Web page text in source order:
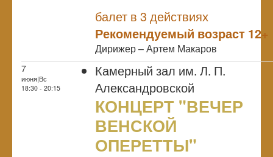
балет в 3 действиях
Рекомендуемый возраст 12+
Дирижер – Артем Макаров
7
июня|Вс
18:30 - 20:15
Камерный зал им. Л. П.
Александровской
КОНЦЕРТ "ВЕЧЕР
ВЕНСКОЙ
ОПЕРЕТТЫ"